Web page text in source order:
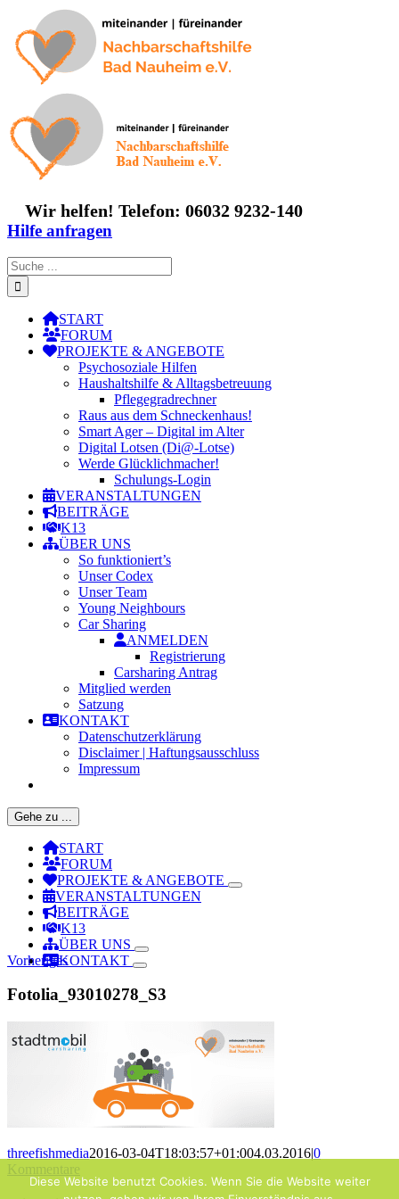
Inhalt
springen
Wir helfen! Telefon: 06032 9232-140
Hilfe anfragen
Suche
nach:
START
FORUM
PROJEKTE & ANGEBOTE
Psychosoziale Hilfen
Haushaltshilfe & Alltagsbetreuung
Pflegegradrechner
Raus aus dem Schneckenhaus!
Smart Ager – Digital im Alter
Digital Lotsen (Di@-Lotse)
Werde Glücklichmacher!
Schulungs-Login
VERANSTALTUNGEN
BEITRÄGE
K13
ÜBER UNS
So funktioniert’s
Unser Codex
Unser Team
Young Neighbours
Car Sharing
ANMELDEN
Registrierung
Carsharing Antrag
Mitglied werden
Satzung
KONTAKT
Datenschutzerklärung
Disclaimer | Haftungsausschluss
Impressum
Gehe zu ...
START
FORUM
PROJEKTE & ANGEBOTE
VERANSTALTUNGEN
BEITRÄGE
K13
ÜBER UNS
KONTAKT
Vorheriges
Fotolia_93010278_S3
threefishmedia2016-03-04T18:03:57+01:004.03.2016|0
Kommentare
Diese Website benutzt Cookies. Wenn Sie die Website weiter